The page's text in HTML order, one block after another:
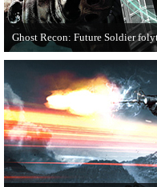
Ghost Recon: Future Soldier
Több jel is utal arra, hogy
van a Ghost Recon: Future Soldier
következő epizódja.